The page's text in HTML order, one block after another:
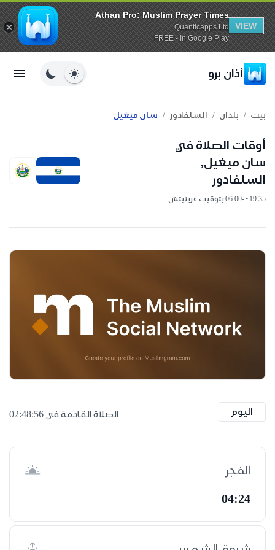
Athan Pro: Muslim Prayer Times
Quanticapps Ltd
FREE - In Google Play
VIEW
أذان برو
بيت / بلدان / السلفادور / سان ميغيل
أوقات الصلاة في
سان ميغيل,
السلفادور
19:35 • -06:00 بتوقيت غرينيتش
اليوم الصلاة القادمة في 02:48:55
الفجر
04:24